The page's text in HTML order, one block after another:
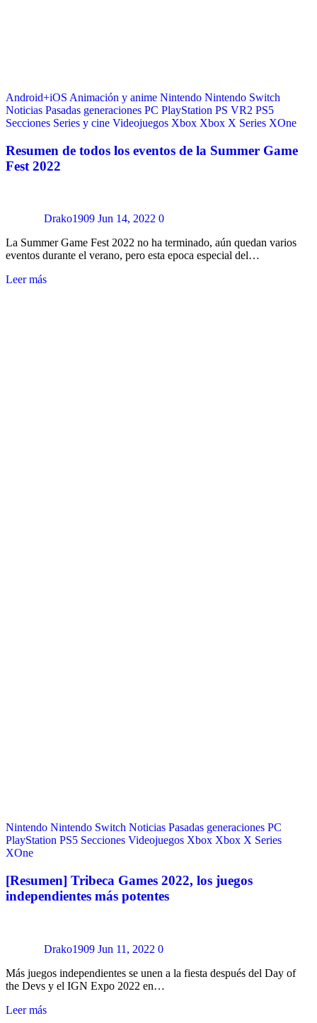
Android+iOS Animación y anime Nintendo Nintendo Switch
Noticias Pasadas generaciones PC PlayStation PS VR2 PS5
Secciones Series y cine Videojuegos Xbox Xbox X Series XOne
Resumen de todos los eventos de la Summer Game
Fest 2022
Drako1909 Jun 14, 2022 0
La Summer Game Fest 2022 no ha terminado, aún quedan varios
eventos durante el verano, pero esta epoca especial del…
Leer más
Nintendo Nintendo Switch Noticias Pasadas generaciones PC
PlayStation PS5 Secciones Videojuegos Xbox Xbox X Series
XOne
[Resumen] Tribeca Games 2022, los juegos
independientes más potentes
Drako1909 Jun 11, 2022 0
Más juegos independientes se unen a la fiesta después del Day of
the Devs y el IGN Expo 2022 en…
Leer más